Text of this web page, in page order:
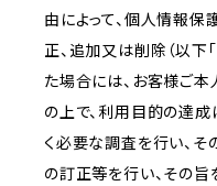
由によって、個人情報
正、追加又は削除（以下
た場合には、お客様ご
の上で、利用目的の達
く必要な調査を行い、
の訂正等を行い、その